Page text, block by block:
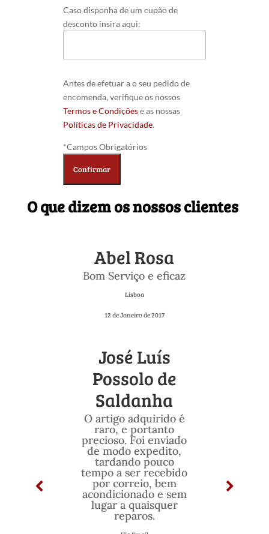
Caso disponha de um cupão de
desconto insira aqui:
Antes de efetuar a o seu pedido de
encomenda, verifique os nossos
Termos e Condiçõese as nossas
Políticas de Privacidade.
*Campos Obrigatórios
O que dizem os nossos clientes
Abel Rosa
Bom Serviço e eficaz
Lisboa
12 de Janeiro de 2017
José Luís
Possolo de
Saldanha
O artigo adquirido é
raro, e portanto
precioso. Foi enviado
de modo expedito,
tardando pouco
tempo a ser recebido
por correio, bem
acondicionado e sem
lugar a quaisquer
reparos.